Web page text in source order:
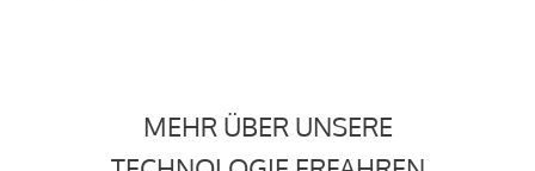
MEHR ÜBER UNSERE